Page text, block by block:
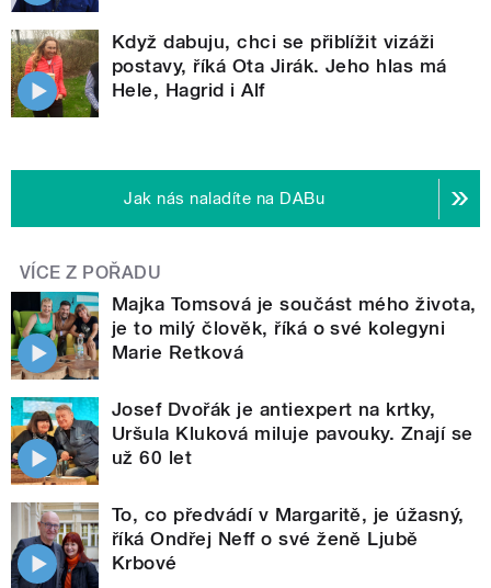
Když dabuju, chci se přiblížit vizáži
postavy, říká Ota Jirák. Jeho hlas má
Hele, Hagrid i Alf
Jak nás naladíte na DABu
VÍCE Z POŘADU
Majka Tomsová je součást mého života,
je to milý člověk, říká o své kolegyni
Marie Retková
Josef Dvořák je antiexpert na krtky,
Uršula Kluková miluje pavouky. Znají se
už 60 let
To, co předvádí v Margaritě, je úžasný,
říká Ondřej Neff o své ženě Ljubě
Krbové